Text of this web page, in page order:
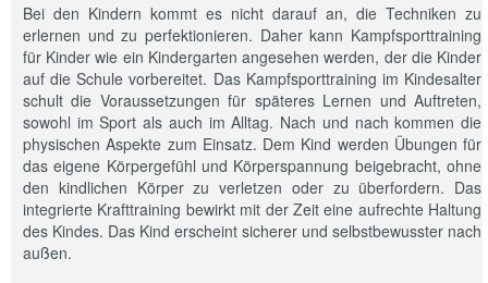
Bei den Kindern kommt es nicht darauf an, die Techniken zu
erlernen und zu perfektionieren. Daher kann Kampfsporttraining
für Kinder wie ein Kindergarten angesehen werden, der die Kinder
auf die Schule vorbereitet. Das Kampfsporttraining im Kindesalter
schult die Voraussetzungen für späteres Lernen und Auftreten,
sowohl im Sport als auch im Alltag. Nach und nach kommen die
physischen Aspekte zum Einsatz. Dem Kind werden Übungen für
das eigene Körpergefühl und Körperspannung beigebracht, ohne
den kindlichen Körper zu verletzen oder zu überfordern. Das
integrierte Krafttraining bewirkt mit der Zeit eine aufrechte Haltung
des Kindes. Das Kind erscheint sicherer und selbstbewusster nach
außen.